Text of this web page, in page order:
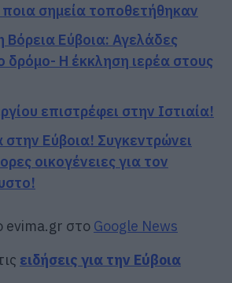
σημεία τοποθετήθηκαν
Βόρεια Εύβοια: Αγελάδες
δρόμο- Η έκκληση ιερέα στους
επιστρέφει στην Ιστιαία!
στην Εύβοια! Συγκεντρώνει
οικογένειες για τον
evima.gr στο Google News
ειδήσεις για την Εύβοια